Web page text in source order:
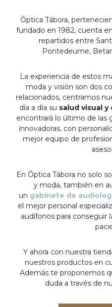
Óptica Tábora,
fundado en 1982, cuenta
repartidos entre
Pontedeume,
La experiencia de estos
moda y visión son dos
relacionados, centramos
día a día su salud visual y
encontrará lo último de las
innovadoras, con
mejor equipo de
En Óptica Tábora no solo
y moda, también en
un gabinete de
el mejor personal
audífonos para conseguir
Y ahora con nuestra
nuestros productos en
Además te proponemos
duda a través de